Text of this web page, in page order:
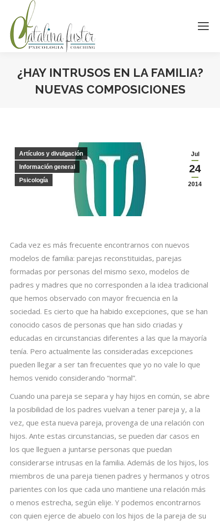
¿HAY INTRUSOS EN LA FAMILIA?
NUEVAS COMPOSICIONES
Jul
24
2014
Artículos y divulgación
Información general
Psicología
Cada vez es más frecuente encontrarnos con nuevos
modelos de familia: parejas reconstituidas, parejas
formadas por personas del mismo sexo, modelos de
padres y madres que no corresponden a la idea tradicional
que hemos observado con mayor frecuencia en la
sociedad. Es cierto que ha habido excepciones, que se han
conocido casos de personas que han sido criadas y
educadas en circunstancias diferentes a las que la mayoría
tenía. Pero actualmente las consideradas excepciones
pueden llegar a ser tan frecuentes que yo no vale lo que
hemos venido considerando “normal”.
Cuando una pareja se separa y hay hijos en común, se abre
la posibilidad de los padres vuelvan a tener pareja y, a la
vez, que esta nueva pareja, provenga de una relación con
hijos. Ante estas circunstancias, se pueden dar casos en
los que lleguen a juntarse personas que puedan
considerarse intrusas en la familia. Además de los hijos, los
miembros de una pareja tienen padres y hermanos y otros
parientes con los que cada uno mantiene una relación más
o menos estrecha, según elije. Y podemos encontrarnos
con quien ejerce de abuelo con los hijos de la pareja de su